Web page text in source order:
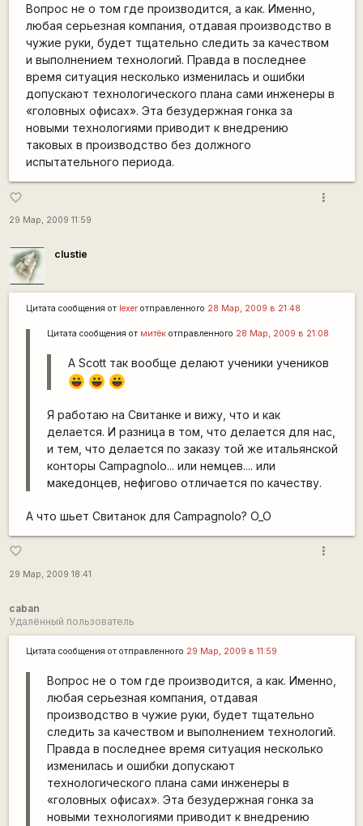
Вопрос не о том где производится, а как. Именно,
любая серьезная компания, отдавая производство в
чужие руки, будет тщательно следить за качеством
и выполнением технологий. Правда в последнее
время ситуация несколько изменилась и ошибки
допускают технологического плана сами инженеры в
«головных офисах». Эта безудержная гонка за
новыми технологиями приводит к внедрению
таковых в производство без должного
испытательного периода.
favorite_border
29 Мар, 2009 11:59
more_vert
clustie
Цитата сообщения от lexerотправленного 28 Мар, 2009 в 21:48
Цитата сообщения от митёкотправленного 28 Мар, 2009 в 21:08
А Scott так вообще делают ученики учеников
|-)) |-)) |-))
Я работаю на Свитанке и вижу, что и как
делается. И разница в том, что делается для нас,
и тем, что делается по заказу той же итальянской
конторы Campagnolo... или немцев.... или
македонцев, нефигово отличается по качеству.
А что шьет Свитанок для Campagnolo? O_O
favorite_border
29 Мар, 2009 18:41
more_vert
caban
Удалённый пользователь
Цитата сообщения от отправленного 29 Мар, 2009 в 11:59
Вопрос не о том где производится, а как. Именно,
любая серьезная компания, отдавая
производство в чужие руки, будет тщательно
следить за качеством и выполнением технологий.
Правда в последнее время ситуация несколько
изменилась и ошибки допускают
технологического плана сами инженеры в
«головных офисах». Эта безудержная гонка за
новыми технологиями приводит к внедрению